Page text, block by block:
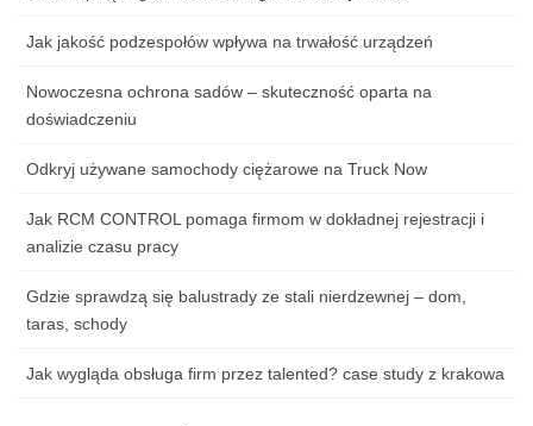
Jak jakość podzespołów wpływa na trwałość urządzeń
Nowoczesna ochrona sadów – skuteczność oparta na
doświadczeniu
Odkryj używane samochody ciężarowe na Truck Now
Jak RCM CONTROL pomaga firmom w dokładnej rejestracji i
analizie czasu pracy
Gdzie sprawdzą się balustrady ze stali nierdzewnej – dom,
taras, schody
Jak wygląda obsługa firm przez talented? case study z krakowa